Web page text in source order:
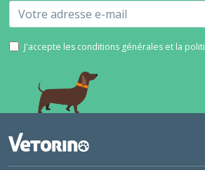
Email
J'accepte les conditions générales et la